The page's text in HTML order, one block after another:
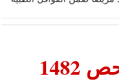
صحة الدقهلية: فحص 1482